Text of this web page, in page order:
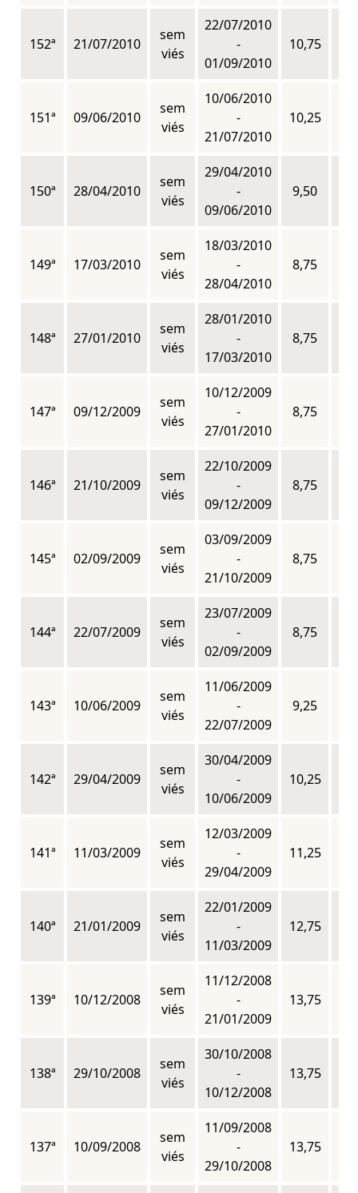
152ª 21/07/2010
sem
viés
22/07/2010
-
01/09/2010
10,75
151ª 09/06/2010
sem
viés
10/06/2010
-
21/07/2010
10,25
150ª 28/04/2010
sem
viés
29/04/2010
-
09/06/2010
9,50
149ª 17/03/2010
sem
viés
18/03/2010
-
28/04/2010
8,75
148ª 27/01/2010
sem
viés
28/01/2010
-
17/03/2010
8,75
147ª 09/12/2009
sem
viés
10/12/2009
-
27/01/2010
8,75
146ª 21/10/2009
sem
viés
22/10/2009
-
09/12/2009
8,75
145ª 02/09/2009
sem
viés
03/09/2009
-
21/10/2009
8,75
144ª 22/07/2009
sem
viés
23/07/2009
-
02/09/2009
8,75
143ª 10/06/2009
sem
viés
11/06/2009
-
22/07/2009
9,25
142ª 29/04/2009
sem
viés
30/04/2009
-
10/06/2009
10,25
141ª 11/03/2009
sem
viés
12/03/2009
-
29/04/2009
11,25
140ª 21/01/2009
sem
viés
22/01/2009
-
11/03/2009
12,75
139ª 10/12/2008
sem
viés
11/12/2008
-
21/01/2009
13,75
138ª 29/10/2008
sem
viés
30/10/2008
-
10/12/2008
13,75
137ª 10/09/2008
sem
viés
11/09/2008
-
29/10/2008
13,75